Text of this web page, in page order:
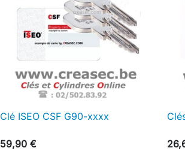
 Aperçu rapide
Clé ISEO CSF G90-xxxx
59,90 €